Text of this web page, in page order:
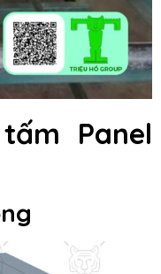
Panel